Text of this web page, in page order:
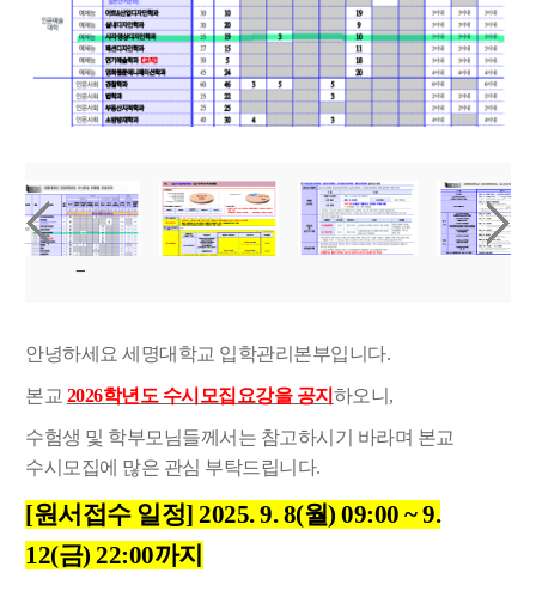
안녕하세요 세명대학교 입학관리본부입니다.
본교 2026학년도 수시모집요강을 공지 하오니,
수험생 및 학부모님들께서는 참고하시기 바라며 본교
수시모집에 많은 관심 부탁드립니다.
[원서접수 일정] 2025. 9. 8(월) 09:00 ~ 9.
12(금) 22:00까지